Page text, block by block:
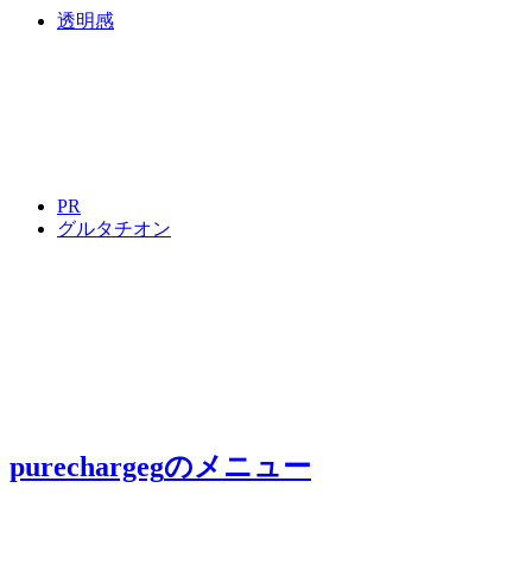
透明感
PR
グルタチオン
purechargegのメニュー